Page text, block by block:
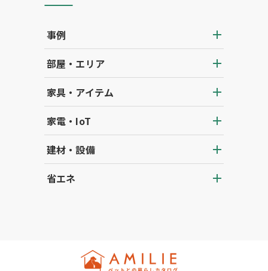
事例
部屋・エリア
家具・アイテム
家電・IoT
建材・設備
省エネ